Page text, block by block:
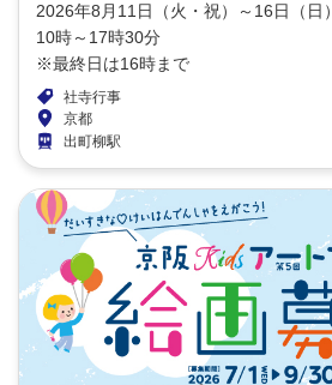
2026年8月11日（火・祝）～16日（日）
10時～17時30分
※最終日は16時まで
社寺行事
京都
出町柳駅